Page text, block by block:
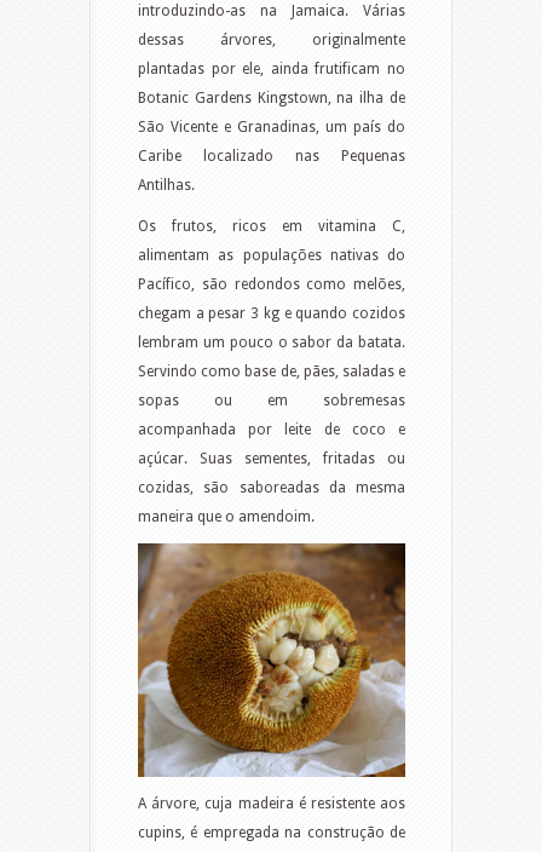
introduzindo-as na Jamaica. Várias
dessas árvores, originalmente
plantadas por ele, ainda frutificam no
Botanic Gardens Kingstown, na ilha de
São Vicente e Granadinas, um país do
Caribe localizado nas Pequenas
Antilhas.
Os frutos, ricos em vitamina C,
alimentam as populações nativas do
Pacífico, são redondos como melões,
chegam a pesar 3 kg e quando cozidos
lembram um pouco o sabor da batata.
Servindo como base de, pães, saladas e
sopas ou em sobremesas
acompanhada por leite de coco e
açúcar. Suas sementes, fritadas ou
cozidas, são saboreadas da mesma
maneira que o amendoim.
A árvore, cuja madeira é resistente aos
cupins, é empregada na construção de